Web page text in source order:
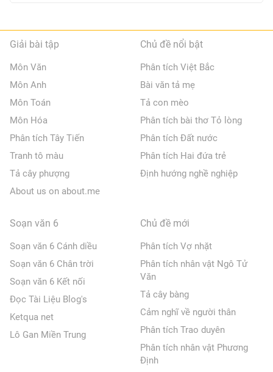
Giải bài tập
Môn Văn
Môn Anh
Môn Toán
Môn Hóa
Phân tích Tây Tiến
Tranh tô màu
Tả cây phượng
About us on about.me
Chủ đề nổi bật
Phân tích Việt Bắc
Bài văn tả mẹ
Tả con mèo
Phân tích bài thơ Tỏ lòng
Phân tích Đất nước
Phân tích Hai đứa trẻ
Định hướng nghề nghiệp
Soạn văn 6
Soạn văn 6 Cánh diều
Soạn văn 6 Chân trời
Soạn văn 6 Kết nối
Đọc Tài Liệu Blog's
Ketqua net
Lô Gan Miền Trung
Chủ đề mới
Phân tích Vợ nhặt
Phân tích nhân vật Ngô Tử
Văn
Tả cây bàng
Cảm nghĩ về người thân
Phân tích Trao duyên
Phân tích nhân vật Phương
Định